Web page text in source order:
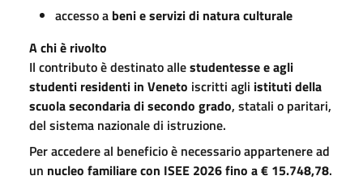
accesso a beni e servizi di natura culturale
A chi è rivolto
Il contributo è destinato allestudentesse e agli
studenti residenti in Veneto iscritti agli istituti della
scuola secondaria di secondo grado, statali o paritari,
del sistema nazionale di istruzione.
Per accedere al beneficio è necessario appartenere ad
un nucleo familiare con ISEE 2026 fino a € 15.748,78.